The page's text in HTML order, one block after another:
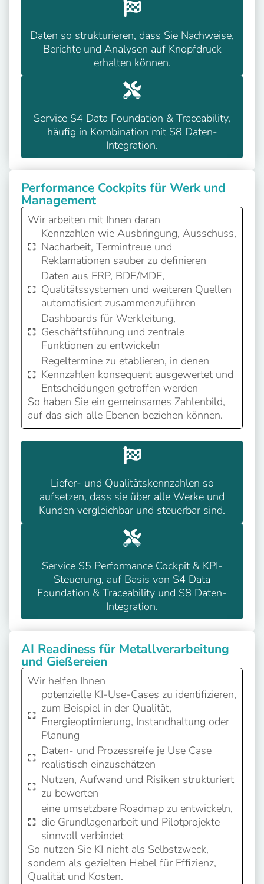
Daten so strukturieren, dass Sie Nachweise,
Berichte und Analysen auf Knopfdruck
erhalten können.
Service S4 Data Foundation & Traceability,
häufig in Kombination mit S8 Daten-
Integration.
Performance Cockpits für Werk und
Management
Wir arbeiten mit Ihnen daran
Kennzahlen wie Ausbringung, Ausschuss,
Nacharbeit, Termintreue und
Reklamationen sauber zu definieren
Daten aus ERP, BDE/MDE,
Qualitätssystemen und weiteren Quellen
automatisiert zusammenzuführen
Dashboards für Werkleitung,
Geschäftsführung und zentrale
Funktionen zu entwickeln
Regeltermine zu etablieren, in denen
Kennzahlen konsequent ausgewertet und
Entscheidungen getroffen werden
So haben Sie ein gemeinsames Zahlenbild,
auf das sich alle Ebenen beziehen können.
Liefer- und Qualitätskennzahlen so
aufsetzen, dass sie über alle Werke und
Kunden vergleichbar und steuerbar sind.
Service S5 Performance Cockpit & KPI-
Steuerung, auf Basis von S4 Data
Foundation & Traceability und S8 Daten-
Integration.
AI Readiness für Metallverarbeitung
und Gießereien
Wir helfen Ihnen
potenzielle KI-Use-Cases zu identifizieren,
zum Beispiel in der Qualität,
Energieoptimierung, Instandhaltung oder
Planung
Daten- und Prozessreife je Use Case
realistisch einzuschätzen
Nutzen, Aufwand und Risiken strukturiert
zu bewerten
eine umsetzbare Roadmap zu entwickeln,
die Grundlagenarbeit und Pilotprojekte
sinnvoll verbindet
So nutzen Sie KI nicht als Selbstzweck,
sondern als gezielten Hebel für Effizienz,
Qualität und Kosten.